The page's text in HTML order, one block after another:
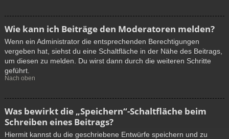
Wie kann ich Beiträge den Moderatoren melden?
Wenn ein Administrator die entsprechenden Berechtigungen
vergeben hat, siehst du eine Schaltfläche in der Nähe des Beitrags,
um diesen zu melden. Du wirst dann durch die weiteren Schritte
geführt.
Nach oben
Was bewirkt die „Speichern“-Schaltfläche beim
Schreiben eines Beitrags?
Hiermit kannst du die geschriebene Entwürfe speichern und zu